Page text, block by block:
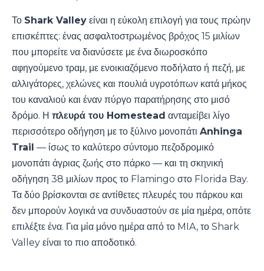
Το Shark Valley είναι η εύκολη επιλογή για τους πρώην
επισκέπτες: ένας ασφαλτοστρωμένος βρόχος 15 μιλίων
που μπορείτε να διανύσετε με ένα διωροσκόπο
αφηγούμενο τραμ, με ενοικιαζόμενο ποδήλατο ή πεζή, με
αλλιγάτορες, χελώνες και πουλιά υγροτόπων κατά μήκος
του καναλιού και έναν πύργο παρατήρησης στο μισό
δρόμο. Η πλευρά του Homestead ανταμείβει λίγο
περισσότερο οδήγηση με το ξύλινο μονοπάτι Anhinga
Trail — ίσως το καλύτερο σύντομο πεζοδρομικό
μονοπάτι άγριας ζωής στο πάρκο — και τη σκηνική
οδήγηση 38 μιλίων προς το Flamingo στο Florida Bay.
Τα δύο βρίσκονται σε αντίθετες πλευρές του πάρκου και
δεν μπορούν λογικά να συνδυαστούν σε μία ημέρα, οπότε
επιλέξτε ένα. Για μία μόνο ημέρα από το MIA, το Shark
Valley είναι το πιο αποδοτικό.